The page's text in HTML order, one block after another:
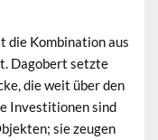
die Kombination aus
Dagobert setzte
die weit über den
Investitionen sind
sie zeugen